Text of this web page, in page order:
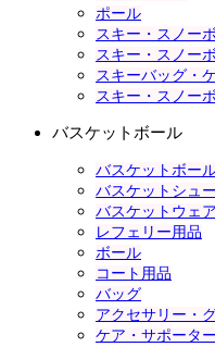
ポール
スキー・スノー
スキー・スノー
スキーバッグ・
スキー・スノー
バスケットボール
バスケットボー
バスケットシュ
バスケットウェア
レフェリー用品
ボール
コート用品
バッグ
アクセサリー・
ケア・サポータ